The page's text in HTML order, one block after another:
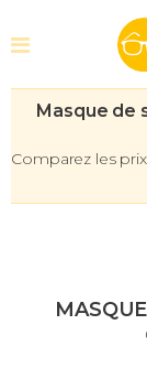
Masque de
Comparez les